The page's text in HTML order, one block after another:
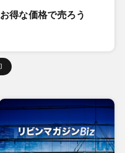
得な価格で売ろう